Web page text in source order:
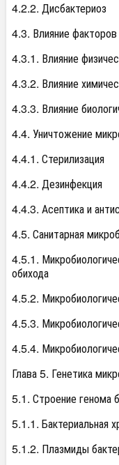
4.2.2. Дисбактериоз
4.3. Влияние
4.3.1. Влияние
4.3.2. Влияние
4.3.3. Влияние
4.4. Уничтожение
4.4.1. Стерилизация
4.4.2. Дезинфекция
4.4.3. Асептика и
4.5. Санитарная
4.5.1.
обихода
4.5.2.
4.5.3.
4.5.4.
Глава 5. Генетика
5.1. Строение генома
5.1.1. Бактериальная
5.1.2. Плазмиды